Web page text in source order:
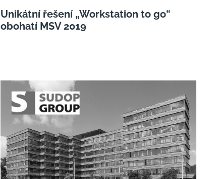
Unikátní řešení „Workstation to go“
obohatí MSV 2019